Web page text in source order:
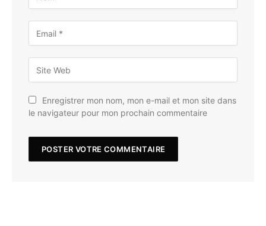
Enregistrer mon nom, mon e-mail et mon site dans
le navigateur pour mon prochain commentaire